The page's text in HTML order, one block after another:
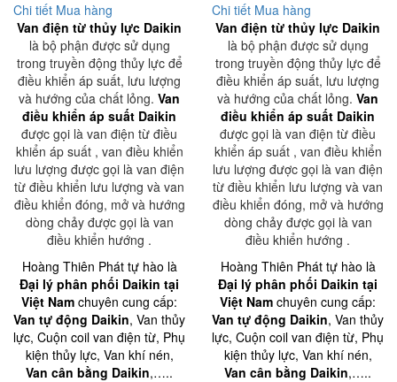
Chi tiết Mua hàng Chi tiết Mua hàng
Van điện từ thủy lực Daikin
là bộ phận được sử dụng
trong truyền động thủy lực để
điều khiển áp suất, lưu lượng
và hướng của chất lỏng. Van
điều khiển áp suất Daikin
được gọi là van điện từ điều
khiển áp suất , van điều khiển
lưu lượng được gọi là van điện
từ điều khiển lưu lượng và van
điều khiển đóng, mở và hướng
dòng chảy được gọi là van
điều khiển hướng .
Hoàng Thiên Phát tự hào là
Đại lý phân phối Daikin tại
Việt Nam chuyên cung cấp:
Van tự động Daikin, Van thủy
lực, Cuộn coil van điện từ, Phụ
kiện thủy lực, Van khí nén,
Van cân bằng Daikin,…..
Van điện từ thủy lực Daikin
là bộ phận được sử dụng
trong truyền động thủy lực để
điều khiển áp suất, lưu lượng
và hướng của chất lỏng. Van
điều khiển áp suất Daikin
được gọi là van điện từ điều
khiển áp suất , van điều khiển
lưu lượng được gọi là van điện
từ điều khiển lưu lượng và van
điều khiển đóng, mở và hướng
dòng chảy được gọi là van
điều khiển hướng .
Hoàng Thiên Phát tự hào là
Đại lý phân phối Daikin tại
Việt Nam chuyên cung cấp:
Van tự động Daikin, Van thủy
lực, Cuộn coil van điện từ, Phụ
kiện thủy lực, Van khí nén,
Van cân bằng Daikin,…..